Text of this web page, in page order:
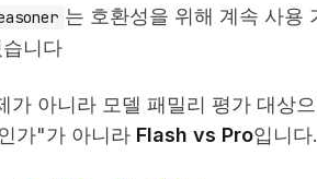
는 호환성을 위해 계속 사용
니다
가 아니라 모델 패밀리 평가 대상
가"가 아니라 Flash vs Pro입니다.